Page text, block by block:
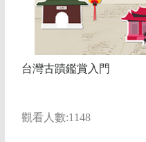
台灣古蹟鑑賞入門
觀看人數:1148